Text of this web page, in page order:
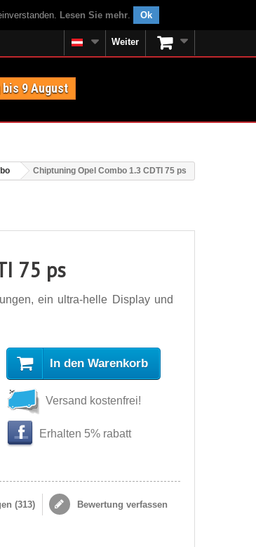
Lesen Sie mehr. Ok
Weiter
9 August
Chiptuning Opel Combo 1.3 CDTI 75 ps
75 ps
ein ultra-helle Display und
In den Warenkorb
Versand kostenfrei!
Erhalten 5% rabatt
(313) Bewertung verfassen